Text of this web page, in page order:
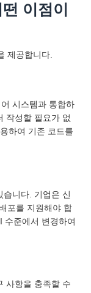
이점이
제공합니다.
시스템과 통합하
작성할 필요가 없
하여 기존 코드를
니다. 기업은 신
포를 지원해야 합
수준에서 변경하여
사항을 충족할 수